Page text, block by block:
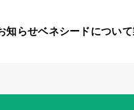
知らせベネシードについて